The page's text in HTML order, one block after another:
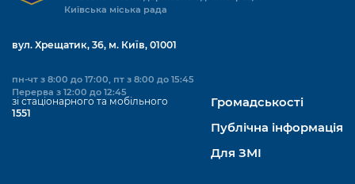
Київська міська рада
вул. Хрещатик, 36, м. Київ, 01001
пн-чт з 8:00 до 17:00, пт з 8:00 до 15:45
Перерва з 12:00 до 12:45
зі стаціонарного та мобільного
1551
Громадськості
Публічна інформація
Для ЗМІ